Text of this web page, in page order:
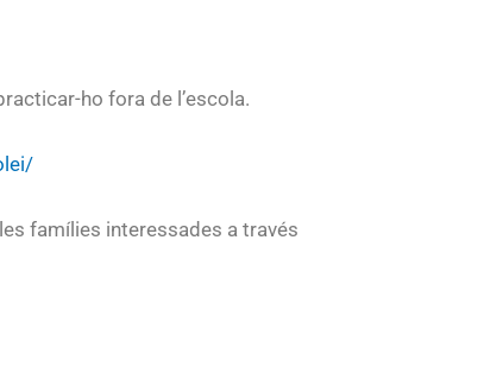
ho fora de l’escola.
famílies interessades a través